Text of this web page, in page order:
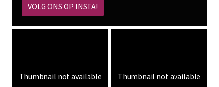
VOLG ONS OP INSTA!
Thumbnail not available Thumbnail not available